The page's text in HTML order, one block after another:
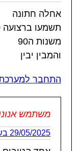
אחלה חתונה
משנות ה90
והמבין יבין
התחבר למערכת
משתמש
29/05/2025 בשעה 17:57:03